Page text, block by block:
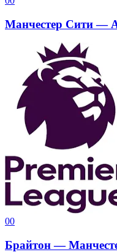
Манчестер Сити —
00
Брайтон —